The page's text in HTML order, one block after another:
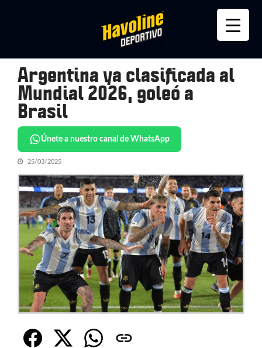
Argentina ya clasificada al
Mundial 2026, goleó a
Brasil
Únete a nuestro canal de WhatsApp
25/03/2025